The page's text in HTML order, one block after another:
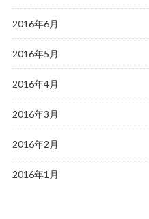
2016年6月
2016年5月
2016年4月
2016年3月
2016年2月
2016年1月